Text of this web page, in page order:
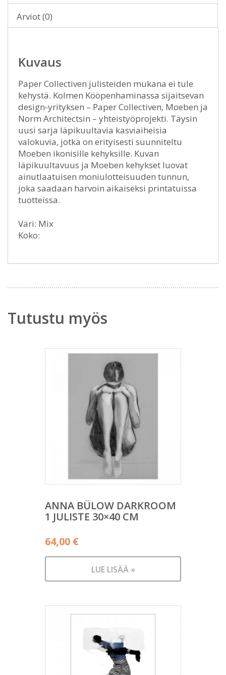
Arviot (0)
Kuvaus
Paper Collectiven julisteiden mukana ei tule
kehystä. Kolmen Kööpenhaminassa sijaitsevan
design-yrityksen – Paper Collectiven, Moeben ja
Norm Architectsin – yhteistyöprojekti. Täysin
uusi sarja läpikuultavia kasviaiheisia
valokuvia, jotka on erityisesti suunniteltu
Moeben ikonisille kehyksille. Kuvan
läpikuultavuus ja Moeben kehykset luovat
ainutlaatuisen moniulotteisuuden tunnun,
joka saadaan harvoin aikaiseksi printatuissa
tuotteissa.
Väri: Mix
Koko:
Tutustu myös
ANNA BÜLOW DARKROOM
1 JULISTE 30×40 CM
64,00 €
LUE LISÄÄ »